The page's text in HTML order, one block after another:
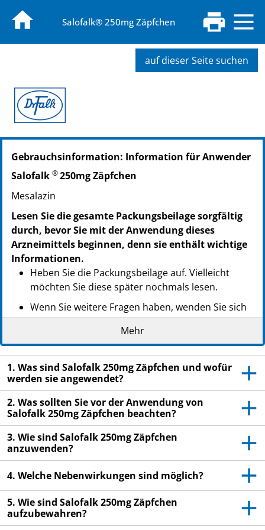
Salofalk® 250mg Zäpfchen
auf dieser Seite suchen
PZN: 19549473
PPN: 111954947348
NTIN: 04150195494736
PPN: 111954949604
NTIN: 04150195494965
PZN: 19549504
PPN: 111954950495
NTIN: 04150195495047
Gebrauchsinformation: Information für Anwender
Salofalk ®250mg Zäpfchen
Mesalazin
Lesen Sie die gesamte Packungsbeilage sorgfältig
durch, bevor Sie mit der Anwendung dieses
Arzneimittels beginnen, denn sie enthält wichtige
Informationen.
Heben Sie die Packungsbeilage auf. Vielleicht
möchten Sie diese später nochmals lesen.
Wenn Sie weitere Fragen haben, wenden Sie sich
an Ihren Arzt oder Apotheker.
Dieses Arzneimittel wurde Ihnen persönlich
verschrieben. Geben Sie es nicht an Dritte weiter.
Es kann anderen Menschen schaden, auch wenn
diese die gleichen Beschwerden haben wie Sie.
Wenn Sie Nebenwirkungen bemerken, wenden Sie
sich an Ihren Arzt oder Apotheker. Dies gilt auch
für Nebenwirkungen, die nicht in dieser
Packungsbeilage angegeben sind. Siehe Abschnitt
4.
Mehr
1. Was sind Salofalk 250mg Zäpfchen und wofür
werden sie angewendet?
2. Was sollten Sie vor der Anwendung von
Salofalk 250mg Zäpfchen beachten?
3. Wie sind Salofalk 250mg Zäpfchen
anzuwenden?
4. Welche Nebenwirkungen sind möglich?
5. Wie sind Salofalk 250mg Zäpfchen
aufzubewahren?